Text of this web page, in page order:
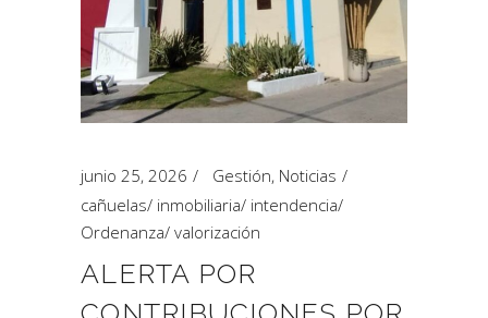
junio 25, 2026 Gestión, Noticias
cañuelas/ inmobiliaria/ intendencia/
Ordenanza/ valorización
ALERTA POR